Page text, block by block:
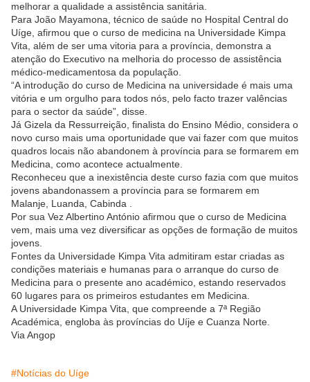
melhorar a qualidade a assistência sanitária.
Para João Mayamona, técnico de saúde no Hospital Central do
Uíge, afirmou que o curso de medicina na Universidade Kimpa
Vita, além de ser uma vitoria para a província, demonstra a
atenção do Executivo na melhoria do processo de assistência
médico-medicamentosa da população.
“A introdução do curso de Medicina na universidade é mais uma
vitória e um orgulho para todos nós, pelo facto trazer valências
para o sector da saúde”, disse.
Já Gizela da Ressurreição, finalista do Ensino Médio, considera o
novo curso mais uma oportunidade que vai fazer com que muitos
quadros locais não abandonem à província para se formarem em
Medicina, como acontece actualmente.
Reconheceu que a inexistência deste curso fazia com que muitos
jovens abandonassem a província para se formarem em
Malanje, Luanda, Cabinda .
Por sua Vez Albertino António afirmou que o curso de Medicina
vem, mais uma vez diversificar as opções de formação de muitos
jovens.
Fontes da Universidade Kimpa Vita admitiram estar criadas as
condições materiais e humanas para o arranque do curso de
Medicina para o presente ano académico, estando reservados
60 lugares para os primeiros estudantes em Medicina.
A Universidade Kimpa Vita, que compreende a 7ª Região
Académica, engloba às províncias do Uíje e Cuanza Norte.
Via Angop
#Notícias do Uíge